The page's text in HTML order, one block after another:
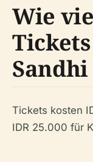
Wie
Tickets kosten
IDR 25.000 für